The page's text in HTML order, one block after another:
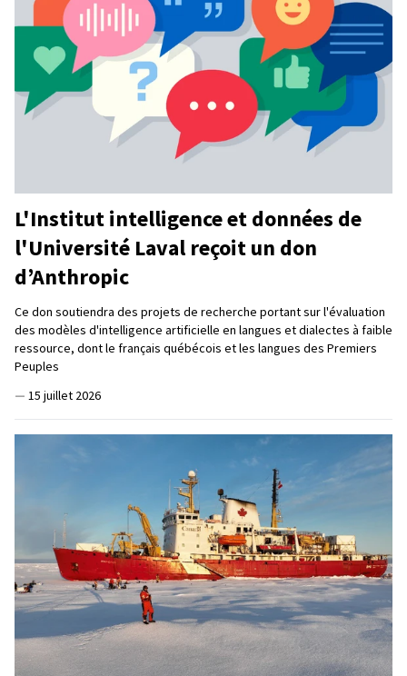
L'Institut intelligence et données de
l'Université Laval reçoit un don
d’Anthropic
Ce don soutiendra des projets de recherche portant sur l'évaluation
des modèles d'intelligence artificielle en langues et dialectes à faible
ressource, dont le français québécois et les langues des Premiers
Peuples
— 15 juillet 2026